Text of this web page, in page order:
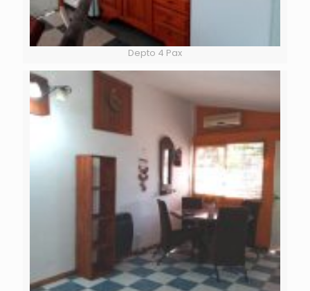
Depto 4 Pax